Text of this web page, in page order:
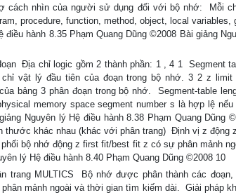
cách nhìn của người sử dụng đối với bộ nhớ:  Mỗi
procedure, function, method, object, local variables,
hành 8.35 Phạm Quang Dũng ©2008 Bài giảng
 Địa chỉ logic gồm 2 thành phần: 1 , 4 1  Segment
vật lý đầu tiên của đoạn trong bộ nhớ. 3 2 z limit
bảng 3 phân đoạn trong bộ nhớ.  Segment-table
memory space segment number s là hợp lệ
Nguyên lý Hệ điều hành 8.38 Phạm Quang Dũng
thước khác nhau (khác với phân trang)  Định vị z
bộ nhớ động z first fit/best fit z có sự phân mảnh
lý Hệ điều hành 8.40 Phạm Quang Dũng ©2008 10
trang MULTICS  Bộ nhớ được phân thành các
mảnh ngoài và thời gian tìm kiếm dài.  Giải pháp